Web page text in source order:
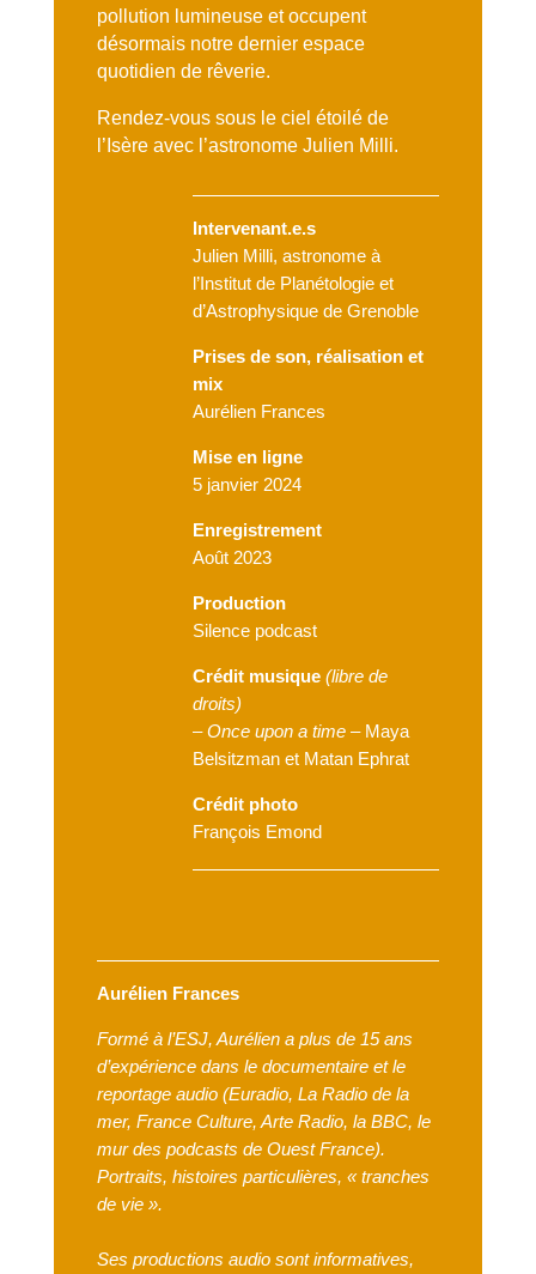
pollution lumineuse et occupent
désormais notre dernier espace
quotidien de rêverie.
Rendez-vous sous le ciel étoilé de
l’Isère avec l’astronome Julien Milli.
Intervenant.e.s
Julien Milli, astronome à
l’Institut de Planétologie et
d’Astrophysique de Grenoble
Prises de son, réalisation et
mix
Aurélien Frances
Mise en ligne
5 janvier 2024
Enregistrement
Août 2023
Production
Silence podcast
Crédit musique (libre de
droits)
–Once upon a time –Maya
Belsitzman et Matan Ephrat
Crédit photo
François Emond
Aurélien Frances
Formé à l’ESJ, Aurélien a plus de 15 ans
d’expérience dans le documentaire et le
reportage audio (Euradio, La Radio de la
mer, France Culture, Arte Radio, la BBC, le
mur des podcasts de Ouest France).
Portraits, histoires particulières, « tranches
de vie ».
Ses productions audio sont informatives,